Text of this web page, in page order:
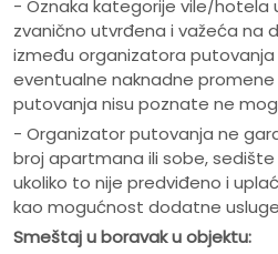
- Oznaka kategorije vile/hotela
zvanično utvrđena i važeća na
između organizatora
eventualne naknadne
putovanja nisu poznate ne
- Organizator putovanja ne
broj apartmana ili sobe,
ukoliko to nije predviđeno i
kao mogućnost dodatne
Smeštaj u boravak u objektu: